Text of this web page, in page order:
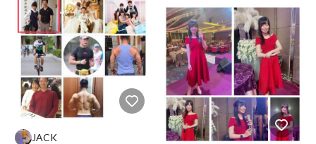
日式畫風
人物插畫
角色設計資訊
JACK